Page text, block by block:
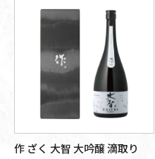
作 ざく 大智 大吟醸 滴取り